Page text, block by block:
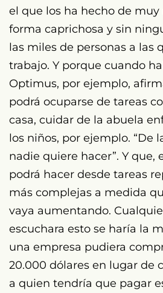
el que los ha hecho de
forma caprichosa y sin
las miles de personas a las
trabajo. Y porque cuando
Optimus, por ejemplo,
podrá ocuparse de tareas
casa, cuidar de la abuela
los niños, por ejemplo. “De
nadie quiere hacer”. Y que,
podrá hacer desde tareas
más complejas a medida
vaya aumentando.
escuchara esto se haría la
una empresa pudiera
20.000 dólares en lugar de
a quien tendría que pagar